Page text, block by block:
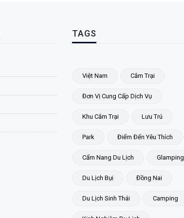
TAGS
Việt Nam Cắm Trại
Đơn Vị Cung Cấp Dịch Vụ
Khu Cắm Trại Lưu Trú
Park Điểm Đến Yêu Thích
Cẩm Nang Du Lịch Glamping
Du Lịch Bụi Đồng Nai
Du Lịch Sinh Thái Camping